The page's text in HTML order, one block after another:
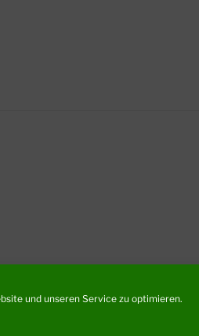
und unseren Service zu optimieren.